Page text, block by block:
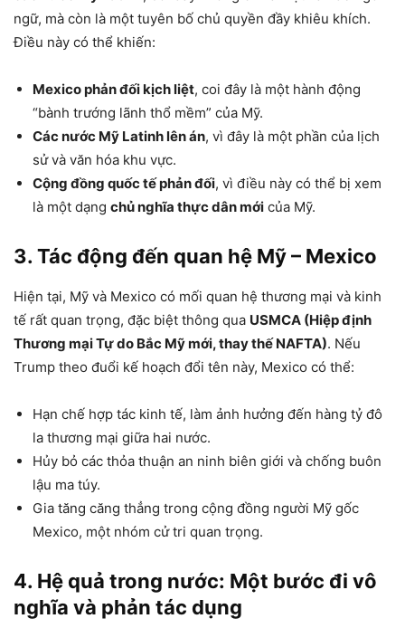
ngữ, mà còn là một tuyên bố chủ quyền đầy khiêu khích.
Điều này có thể khiến:
Mexico phản đối kịch liệt, coi đây là một hành động
“bành trướng lãnh thổ mềm” của Mỹ.
Các nước Mỹ Latinh lên án, vì đây là một phần của lịch
sử và văn hóa khu vực.
Cộng đồng quốc tế phản đối, vì điều này có thể bị xem
là một dạng chủ nghĩa thực dân mới của Mỹ.
3. Tác động đến quan hệ Mỹ – Mexico
Hiện tại, Mỹ và Mexico có mối quan hệ thương mại và kinh
tế rất quan trọng, đặc biệt thông qua USMCA (Hiệp định
Thương mại Tự do Bắc Mỹ mới, thay thế NAFTA). Nếu
Trump theo đuổi kế hoạch đổi tên này, Mexico có thể:
Hạn chế hợp tác kinh tế, làm ảnh hưởng đến hàng tỷ đô
la thương mại giữa hai nước.
Hủy bỏ các thỏa thuận an ninh biên giới và chống buôn
lậu ma túy.
Gia tăng căng thẳng trong cộng đồng người Mỹ gốc
Mexico, một nhóm cử tri quan trọng.
4. Hệ quả trong nước: Một bước đi vô
nghĩa và phản tác dụng